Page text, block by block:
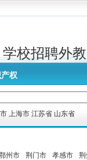
学校招聘外教
权
上海市 江苏省 山东省
州市 荆门市 孝感市